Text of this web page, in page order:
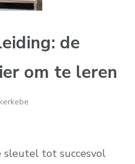
de
om te leren
sleutel tot succesvol